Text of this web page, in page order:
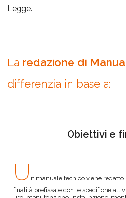
Legge.
La redazione di
differenzia in base a:
Obiettivi e
U n manuale tecnico viene
finalità prefissate con le specifiche